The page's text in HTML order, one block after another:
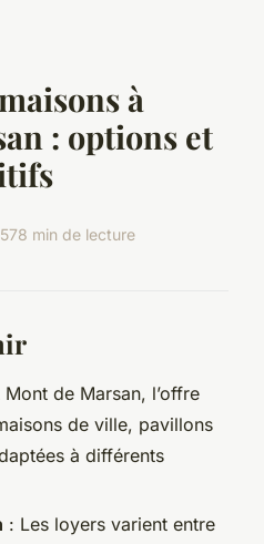
à
: options et
8 min de lecture
Mont de Marsan, l’offre
de ville, pavillons
à différents
: Les loyers varient entre